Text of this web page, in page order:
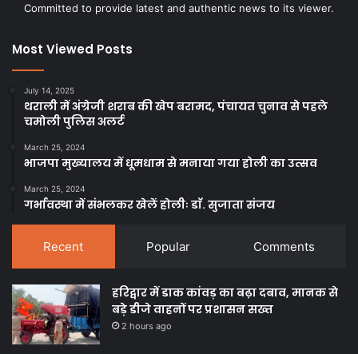
Committed to provide latest and authentic news to its viewer.
Most Viewed Posts
July 14, 2025
थराली में अंग्रेजी शराब की खेप बरामद, पंचायत चुनाव से पहले
चमोली पुलिस अलर्ट
March 25, 2024
भाजपा मुख्यालय में धूमधाम से मनाया गया होली का उत्सव
March 25, 2024
गर्भावस्था में संभलकर खेलें होलीः डाॅ. सुजाता संजय
Recent Popular Comments
हरिद्वार में डाक कांवड़ का बढ़ा दबाव, मानक से
बड़े डीजे वाहनों पर प्रशासन सख्त
2 hours ago